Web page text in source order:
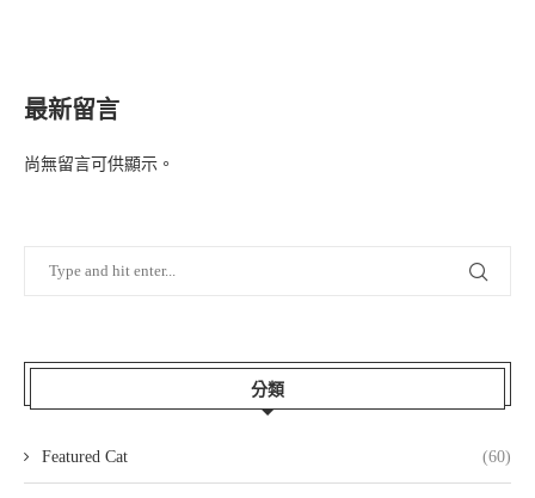
最新留言
尚無留言可供顯示。
分類
Featured Cat (60)